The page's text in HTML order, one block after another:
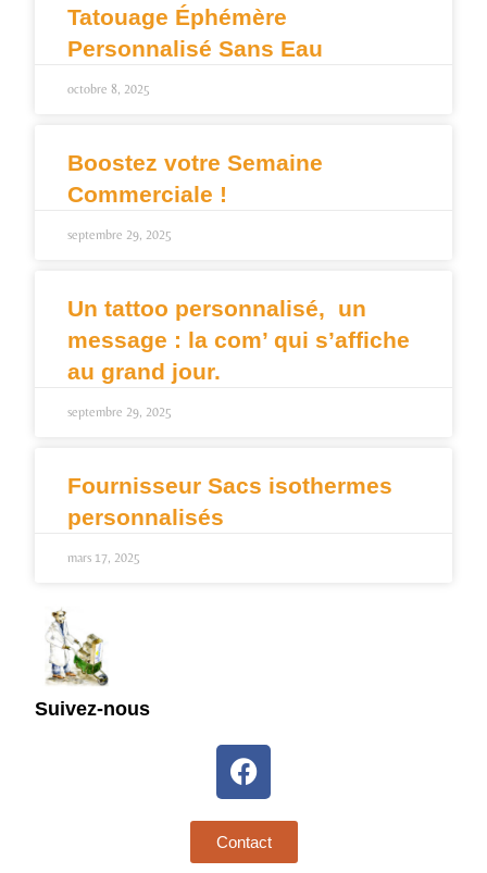
Tatouage Éphémère
Personnalisé Sans Eau
octobre 8, 2025
Boostez votre Semaine
Commerciale !
septembre 29, 2025
Un tattoo personnalisé, un
message : la com’ qui s’affiche
au grand jour.
septembre 29, 2025
Fournisseur Sacs isothermes
personnalisés
mars 17, 2025
Suivez-nous
Contact